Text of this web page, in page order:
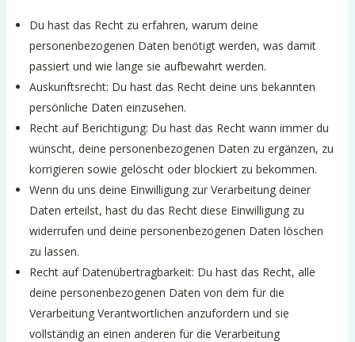
Du hast das Recht zu erfahren, warum deine
personenbezogenen Daten benötigt werden, was damit
passiert und wie lange sie aufbewahrt werden.
Auskunftsrecht: Du hast das Recht deine uns bekannten
persönliche Daten einzusehen.
Recht auf Berichtigung: Du hast das Recht wann immer du
wünscht, deine personenbezogenen Daten zu ergänzen, zu
korrigieren sowie gelöscht oder blockiert zu bekommen.
Wenn du uns deine Einwilligung zur Verarbeitung deiner
Daten erteilst, hast du das Recht diese Einwilligung zu
widerrufen und deine personenbezogenen Daten löschen
zu lassen.
Recht auf Datenübertragbarkeit: Du hast das Recht, alle
deine personenbezogenen Daten von dem für die
Verarbeitung Verantwortlichen anzufordern und sie
vollständig an einen anderen für die Verarbeitung